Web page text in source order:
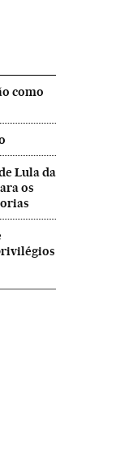
como
Lula da
os